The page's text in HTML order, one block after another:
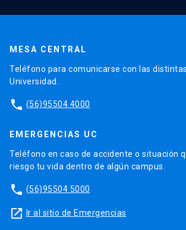
MESA CENTRAL
Teléfono para comunicarse con las
Universidad.
phone (56)95504 4000
EMERGENCIAS UC
Teléfono en caso de accidente o situación
riesgo tu vida dentro de algún campus.
phone (56)95504 5000
launch Ir al sitio de Emergencias